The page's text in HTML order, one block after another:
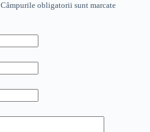
Câmpurile obligatorii sunt marcate